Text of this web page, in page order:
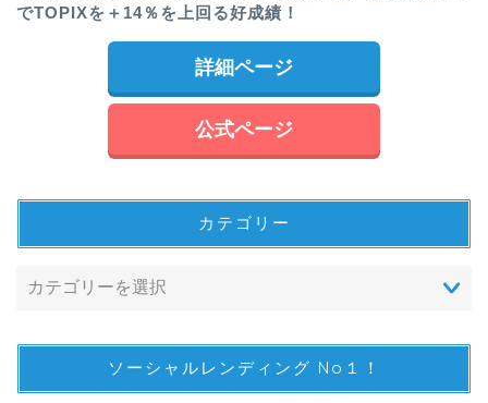
でTOPIXを＋14％を上回る好成績！
詳細ページ
公式ページ
カテゴリー
ソーシャルレンディング No１！